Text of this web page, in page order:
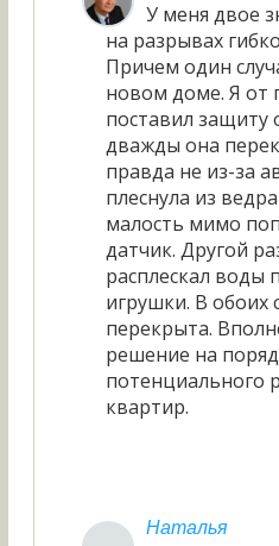
У меня двое
на разрывах
Причем один
новом доме. Я от
поставил защиту
дважды она
правда не из-за
плеснула из
малость мимо
датчик. Другой
расплескал воды
игрушки. В обоих
перекрыта.
решение на
потенциального
квартир.
Наталья